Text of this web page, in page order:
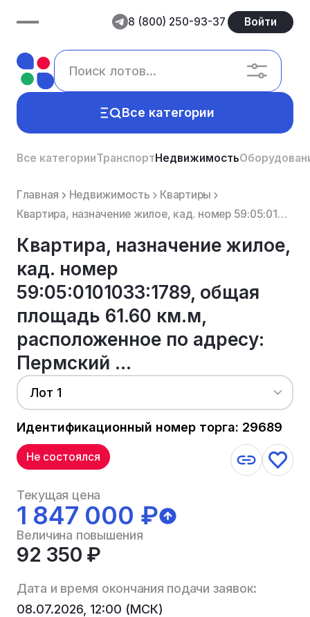
8 (800) 250-93-37 Войти
Все категории
Все категорииТранспортНедвижимость
Главная Недвижимость
Квартиры
Квартира, назначение жилое, кад. номер 59:05:0101033:1789, общая площадь 61.60 км.м, расположенное ...
Квартира, назначение жилое,
кад. номер
59:05:0101033:1789, общая
площадь 61.60 км.м,
расположенное по адресу:
Пермский ...
Лот 1
Идентификационный номер торга: 29689
Не состоялся
Текущая цена
1 847 000 ₽
Величина повышения
92 350 ₽
Дата и время окончания подачи заявок:
08.07.2026, 12:00 (МСК)